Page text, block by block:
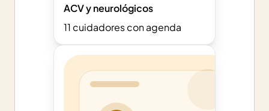
ACV y neurológicos
11 cuidadores con agenda